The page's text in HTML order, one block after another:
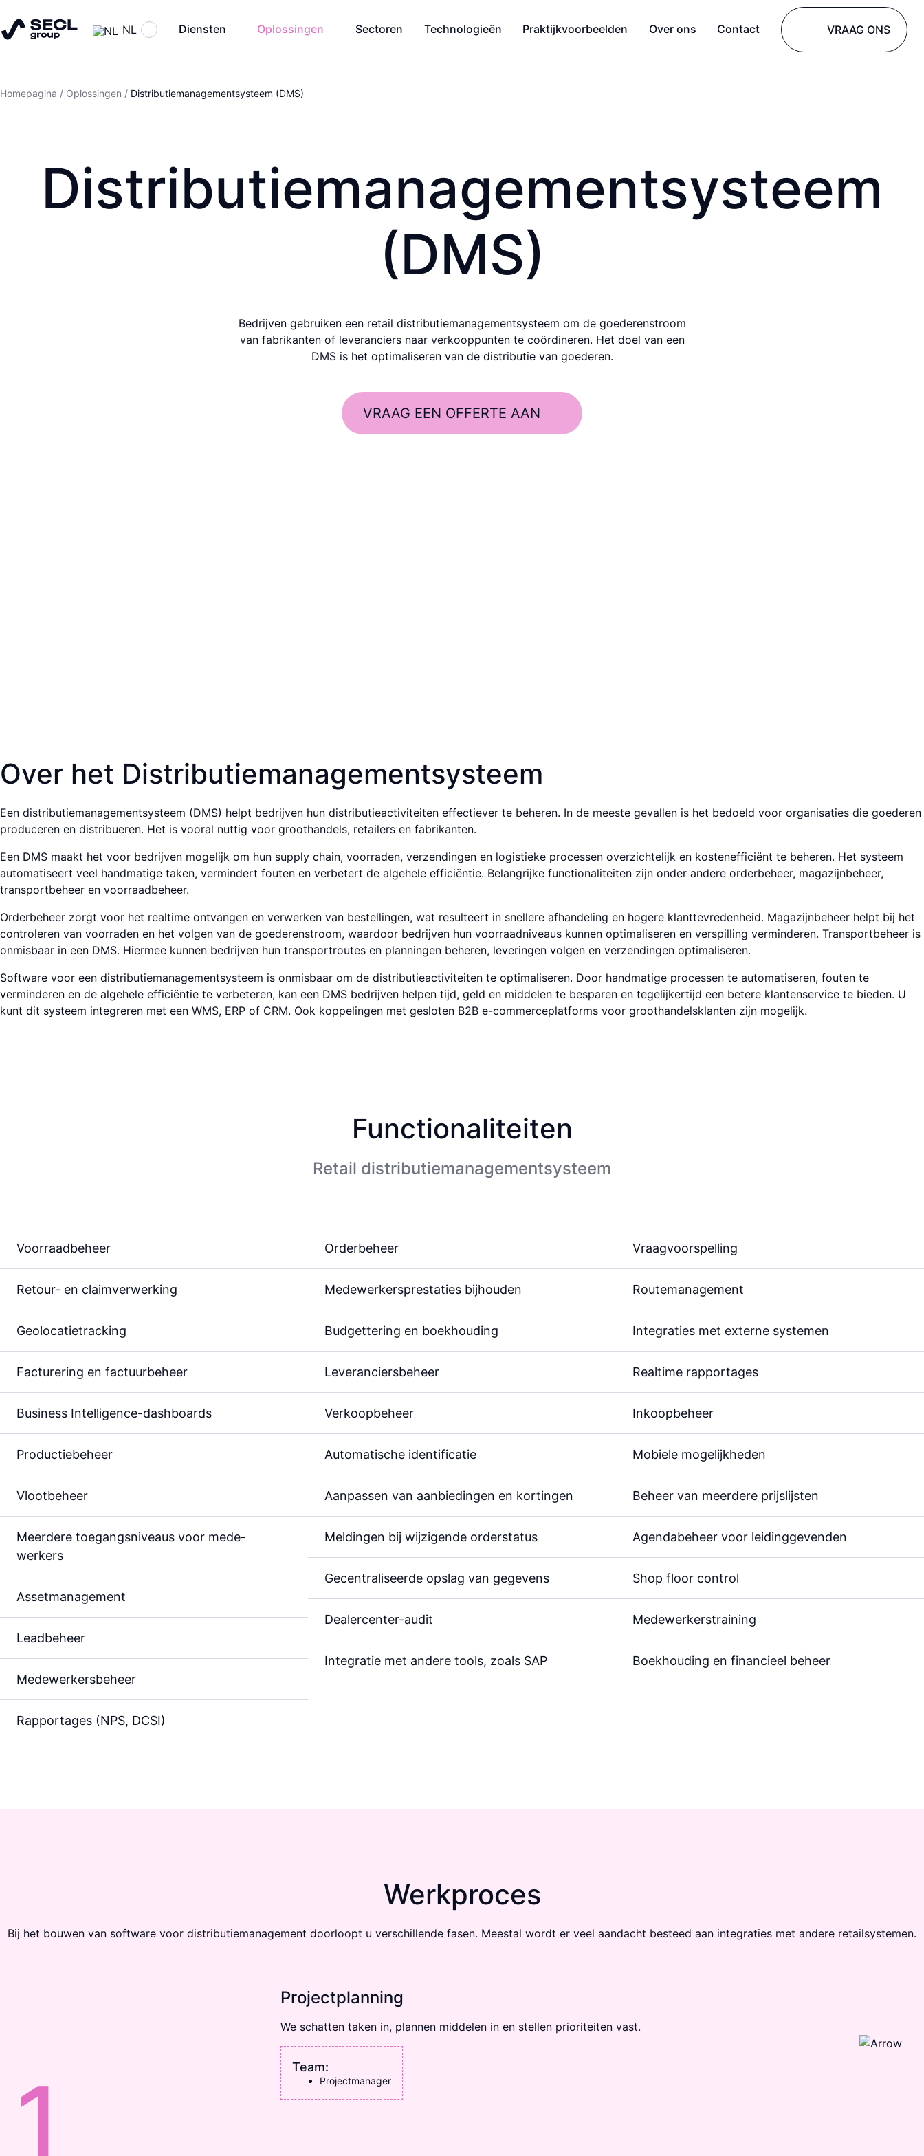
NL Diensten Oplossingen Sectoren Technologieën Praktijkvoorbeelden Over ons Contact VRAAG ONS
Homepagina / Oplossingen / Distributiemanagementsysteem (DMS)
Distributie­management­systeem
(DMS)
Bedrijven gebruiken een retail distributie­management­systeem om de goederen­stroom
van fabrikanten of leveran­ciers naar verkoop­punten te coördineren. Het doel van een
DMS is het optima­liseren van de distri­butie van goederen.
VRAAG EEN OFFERTE AAN
Over het Distributie­management­systeem
Een distributie­management­systeem (DMS) helpt bedrijven hun distributie­activi­teiten effec­tiever te beheren. In de meeste gevallen is het bedoeld voor organi­saties die goederen
produceren en distri­bueren. Het is vooral nuttig voor groot­handels, retailers en fabrikanten.
Een DMS maakt het voor bedrijven mogelijk om hun supply chain, voor­raden, verzendingen en logistieke processen overzichtelijk en kosten­efficiënt te beheren. Het systeem
automa­tiseert veel hand­matige taken, vermindert fouten en verbetert de algehele effici­ëntie. Belangrijke functiona­liteiten zijn onder andere order­beheer, magazijn­beheer,
transport­beheer en voorraad­beheer.
Order­beheer zorgt voor het real­time ontvangen en verwerken van bestel­lingen, wat resul­teert in snellere af­handeling en hogere klant­tevredenheid. Magazijn­beheer helpt bij het
controleren van voorraden en het volgen van de goederen­stroom, waardoor bedrijven hun voorraad­niveaus kunnen optima­liseren en verspilling verminderen. Transport­beheer is
onmisbaar in een DMS. Hiermee kunnen bedrijven hun transport­routes en planningen beheren, leveringen volgen en verzendingen optima­liseren.
Software voor een distributie­management­systeem is onmisbaar om de distributie­activiteiten te optima­liseren. Door hand­matige processen te automa­tiseren, fouten te
verminderen en de algehele effici­ëntie te verbeteren, kan een DMS bedrijven helpen tijd, geld en middelen te besparen en tegelijker­tijd een betere klanten­service te bieden. U
kunt dit systeem integreren met een WMS, ERP of CRM. Ook koppe­lingen met gesloten B2B e-commerce­plat­forms voor groot­handels­klanten zijn mogelijk.
Functio­na­li­teiten
Retail distributie­management­systeem
Voorraad­beheer
Retour- en claim­verwerking
Geolocatie­tracking
Facturering en factuur­beheer
Business Intelligence-dashboards
Productie­beheer
Vloot­beheer
Meerdere toegangs­­niveaus voor mede­
werkers
Asset­management
Lead­beheer
Medewerkers­beheer
Rapportages (NPS, DCSI)
Order­beheer
Medewerkers­presta­ties bij­houden
Budget­tering en boek­houding
Leveranciers­beheer
Verkoop­beheer
Automa­tische identifi­catie
Aan­passen van aan­biedingen en kortingen
Meldingen bij wijzi­gende order­status
Gecentra­li­seerde opslag van ge­gevens
Dealercenter-audit
Integratie met andere tools, zoals SAP
Vraag­­voor­­spelling
Route­management
Integra­ties met externe systemen
Real­time rappor­tages
Inkoop­beheer
Mobiele mogelijk­heden
Beheer van meer­dere prijs­lijsten
Agenda­beheer voor leiding­gevenden
Shop floor control
Medewerkers­training
Boek­houding en financieel beheer
Werkproces
Bij het bouwen van software voor distributie­management doorloopt u verschillende fasen. Meestal wordt er veel aandacht besteed aan integra­ties met andere retail­systemen.
1
Project­planning
We schatten taken in, plannen middelen in en stellen prioriteiten vast.
Team:
Projectmanager